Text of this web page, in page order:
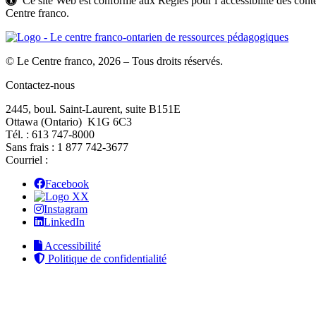
Centre franco.
© Le Centre franco, 2026 – Tous droits réservés.
Contactez-nous
2445, boul. Saint-Laurent, suite B151E
Ottawa (Ontario) K1G 6C3
Tél. : 613 747‑8000
Sans frais : 1 877 742‑3677
Courriel :
Facebook
X
Instagram
LinkedIn
Accessibilité
Politique de confidentialité